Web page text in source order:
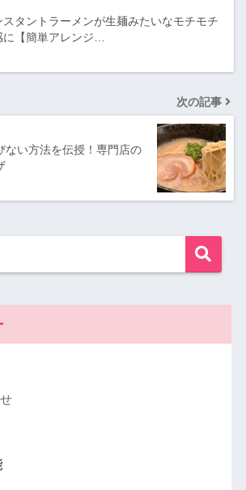
スタントラーメンが生麺みたいなモチモチ
に【簡単アレンジ…
次の記事
ない方法を伝授！専門店の